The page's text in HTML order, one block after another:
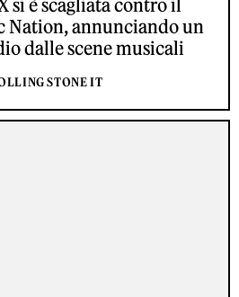
si è scagliata contro il
Nation, annunciando un
dalle scene musicali
STONE IT